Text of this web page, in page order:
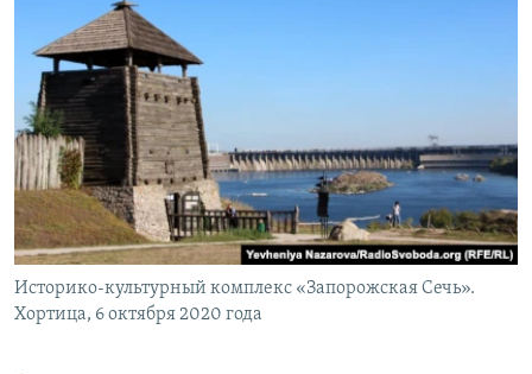
Историко-культурный комплекс «Запорожская Сечь».
Хортица, 6 октября 2020 года